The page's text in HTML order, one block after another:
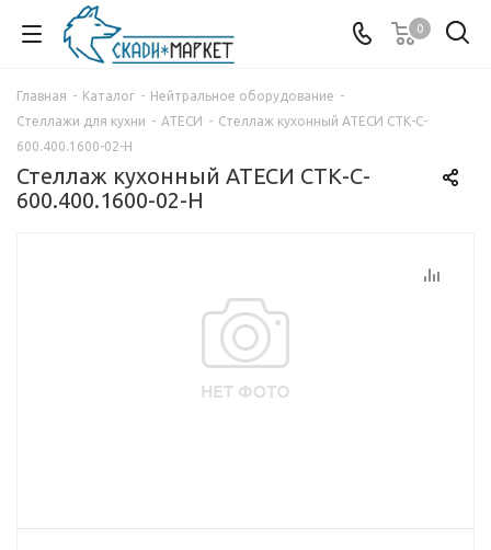
0
Главная - Каталог - Нейтральное оборудование -
Стеллажи для кухни - АТЕСИ - Стеллаж кухонный АТЕСИ СТК-С-
600.400.1600-02-Н
Стеллаж кухонный АТЕСИ СТК-С-
600.400.1600-02-Н